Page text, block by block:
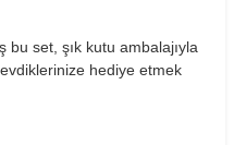
bu set, şık kutu ambalajıyla
hediye etmek